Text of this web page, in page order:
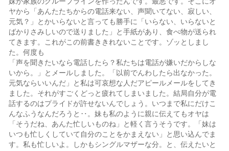
ヤから「あんたたちからの電話来ない、声聞いてない、寂しい、
元気？」とかいらないと言っても勝手に「いらない、いらないと
ばかりさみしいので送りました」と手紙があり、食べ物が送られ
てきます。これがこの前書ききれないことです。ゾッとしまし
た。何度も
「声を聞きたいなら電話したら？私たちは電話が嫌いだからしな
いから。」とメールしました。「以前でんわしたら出なかった。
元気ならいいんだ」と私は可哀想な人だアピールメールをしてき
ました。それがすごくどっと疲れてしまいました。結局自分が電
話するのはプライドが許せないんでしょう。いつまで私にだけこ
んなふうなんだろうと‥。妹も私のように親に伝えてもオヤは
「そうだね、あんた忙しいものね」と軽く言うそうです。「妹は
いつも忙しくしていて自分のことをかまえない」と思い込んでま
す。私も忙しいよ。しかもシングルマザーな分。と、伝えたいと